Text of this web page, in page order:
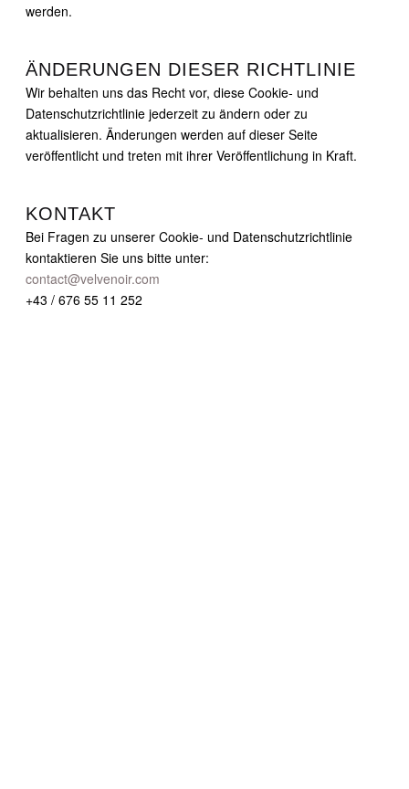
werden.
ÄNDERUNGEN DIESER RICHTLINIE
Wir behalten uns das Recht vor, diese Cookie- und
Datenschutzrichtlinie jederzeit zu ändern oder zu
aktualisieren. Änderungen werden auf dieser Seite
veröffentlicht und treten mit ihrer Veröffentlichung in Kraft.
KONTAKT
Bei Fragen zu unserer Cookie- und Datenschutzrichtlinie
kontaktieren Sie uns bitte unter:
contact@velvenoir.com
+43 / 676 55 11 252